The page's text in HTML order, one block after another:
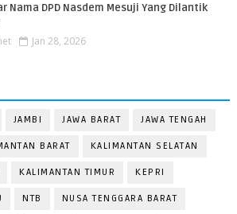
Nama DPD Nasdem Mesuji Yang Dilantik
Jan 28, 2026
JAMBI JAWA BARAT JAWA TENGAH
BARAT KALIMANTAN SELATAN
KALIMANTAN TIMUR KEPRI
NTB NUSA TENGGARA BARAT